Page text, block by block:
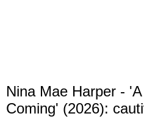
Nina Mae Harper -
Coming' (2026):